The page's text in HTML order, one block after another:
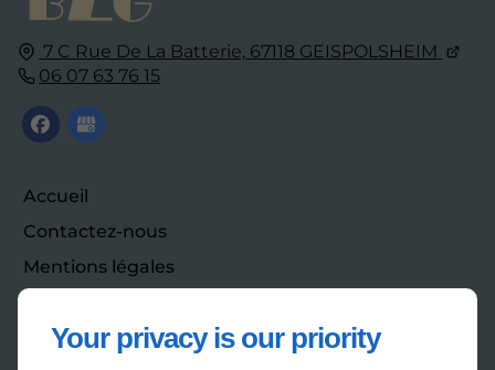
Your privacy is our priority
7 C Rue De La Batterie, 67118 GEISPOLSHEIM
06 07 63 76 15
Accueil
Contactez-nous
Mentions légales